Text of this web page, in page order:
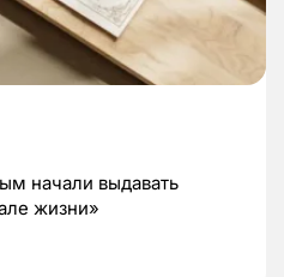
начали выдавать
жизни»